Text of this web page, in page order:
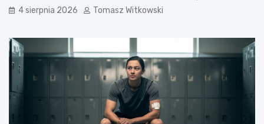
4 sierpnia 2026 Tomasz Witkowski